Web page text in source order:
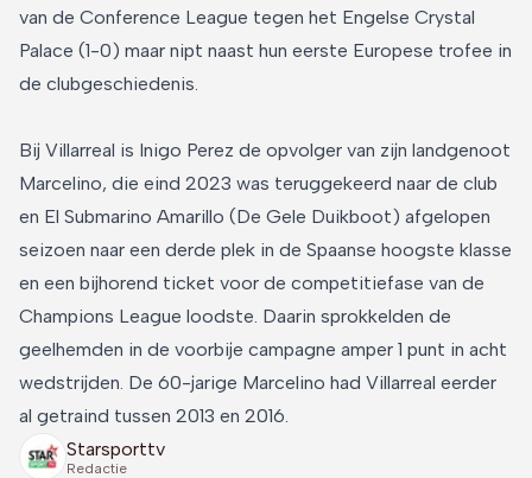
van de Conference League tegen het Engelse Crystal
Palace (1-0) maar nipt naast hun eerste Europese trofee in
de clubgeschiedenis.
Bij Villarreal is Inigo Perez de opvolger van zijn landgenoot
Marcelino, die eind 2023 was teruggekeerd naar de club
en El Submarino Amarillo (De Gele Duikboot) afgelopen
seizoen naar een derde plek in de Spaanse hoogste klasse
en een bijhorend ticket voor de competitiefase van de
Champions League loodste. Daarin sprokkelden de
geelhemden in de voorbije campagne amper 1 punt in acht
wedstrijden. De 60-jarige Marcelino had Villarreal eerder
al getraind tussen 2013 en 2016.
Starsporttv
Redactie